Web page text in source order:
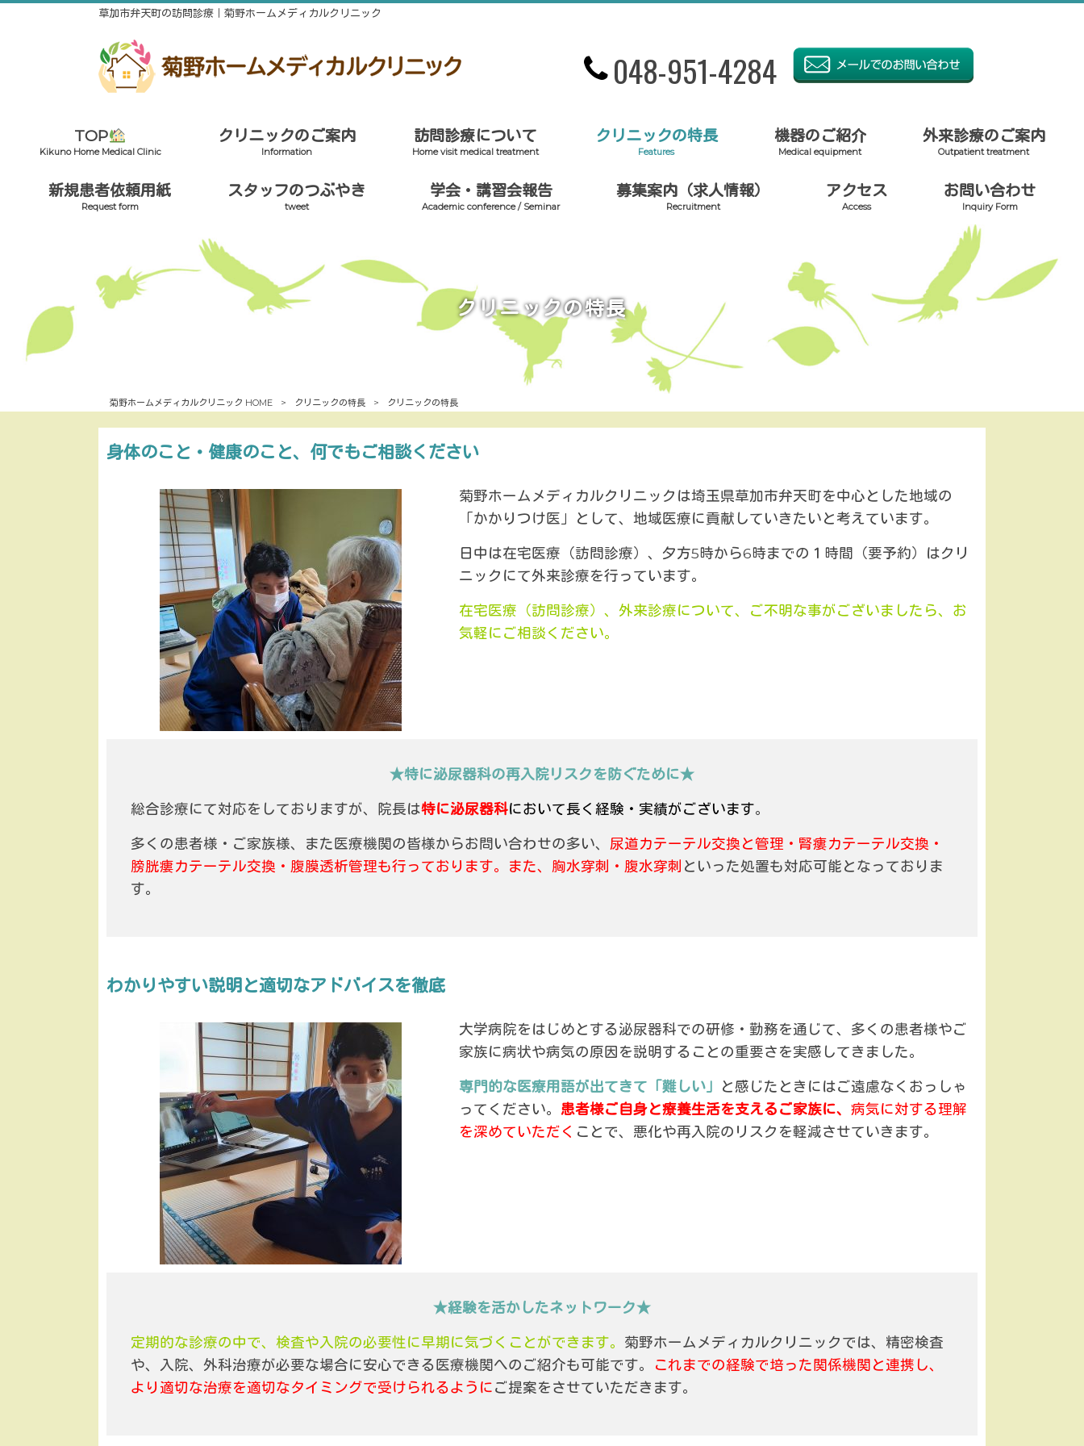
草加市弁天町の訪問診療｜菊野ホームメディカルクリニック
048-951-4284
TOP
Kikuno Home Medical Clinic
クリニックのご案内
Information
訪問診療について
Home visit medical treatment
クリニックの特長
Features
機器のご紹介
Medical equipment
外来診療のご案内
Outpatient treatment
新規患者依頼用紙
Request form
スタッフのつぶやき
tweet
学会・講習会報告
Academic conference / Seminar
募集案内（求人情報）
Recruitment
アクセス
Access
お問い合わせ
Inquiry Form
クリニックの特長
菊野ホームメディカルクリニック HOME > クリニックの特長 > クリニックの特長
身体のこと・健康のこと、何でもご相談ください
菊野ホームメディカルクリニックは埼玉県草加市弁天町を中心とした地域の
「かかりつけ医」として、地域医療に貢献していきたいと考えています。
日中は在宅医療（訪問診療）、夕方5時から6時までの１時間（要予約）はクリ
ニックにて外来診療を行っています。
在宅医療（訪問診療）、外来診療について、ご不明な事がございましたら、お
気軽にご相談ください。
★特に泌尿器科の再入院リスクを防ぐために★
総合診療にて対応をしておりますが、院長は特に泌尿器科において長く経験・実績がございます。
多くの患者様・ご家族様、また医療機関の皆様からお問い合わせの多い、 尿道カテーテル交換と管理・腎瘻カテーテル交換・
膀胱瘻カテーテル交換・腹膜透析管理も行っております。また、胸水穿刺・腹水穿刺 といった処置も対応可能となっておりま
す。
わかりやすい説明と適切なアドバイスを徹底
大学病院をはじめとする泌尿器科での研修・勤務を通じて、多くの患者様やご
家族に病状や病気の原因を説明することの重要さを実感してきました。
専門的な医療用語が出てきて「難しい」
と感じたときにはご遠慮なくおっしゃ
ってください。 患者様ご自身と療養生活を支えるご家族に、 病気に対する理解
を深めていただく ことで、悪化や再入院のリスクを軽減させていきます。
★経験を活かしたネットワーク★
定期的な診療の中で、検査や入院の必要性に早期に気づくことができます。 菊野ホームメディカルクリニックでは、精密検査
や、入院、外科治療が必要な場合に安心できる医療機関へのご紹介も可能です。
これまでの経験で培った関係機関と連携し、
より適切な治療を適切なタイミングで受けられるようにご提案をさせていただきます。